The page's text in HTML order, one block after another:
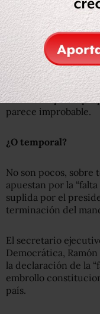
Para otros, las faltas
233 y no cabe
artículo. Así, para
233 exige que lo
(TSJ) con la
caso de optar por la
decretado por el
parece improbable.
¿O temporal?
No son pocos, sobre
apuestan por la
suplida por el
terminación del
El secretario
Democrática,
la declaración de la
embrollo
país.